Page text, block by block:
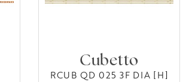
Cubetto
RCUB QD 025 3F DIA [H]